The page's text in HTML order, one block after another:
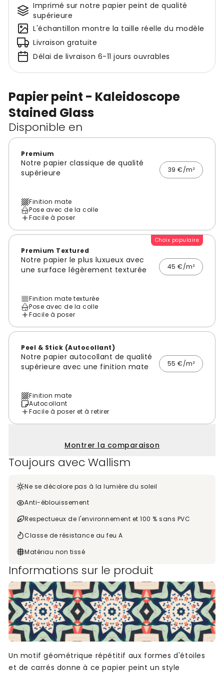
Papier peint - Kaleidoscope
Stained Glass
Disponible en
Premium
Notre papier classique de qualité
supérieure
39 €/m²
Finition mate
Pose avec de la colle
Facile à poser
Choix populaire
Premium Textured
Notre papier le plus luxueux avec
une surface légèrement texturée
45 €/m²
Finition mate texturée
Pose avec de la colle
Facile à poser
Peel & Stick (Autocollant)
Notre papier autocollant de qualité
supérieure avec une finition mate
55 €/m²
Finition mate
Autocollant
Facile à poser et à retirer
Montrer la comparaison
Toujours avec Wallism
Ne se décolore pas à la lumière du soleil
Anti-éblouissement
Respectueux de l'environnement et 100 % sans PVC
Classe de résistance au feu A
Matériau non tissé
Informations sur le produit
Un motif géométrique répétitif aux formes d'étoiles
et de carrés donne à ce papier peint un style
Imprimé sur notre papier peint de qualité
supérieure
L'échantillon montre la taille réelle du modèle
Livraison gratuite
Délai de livraison 6-11 jours ouvrables